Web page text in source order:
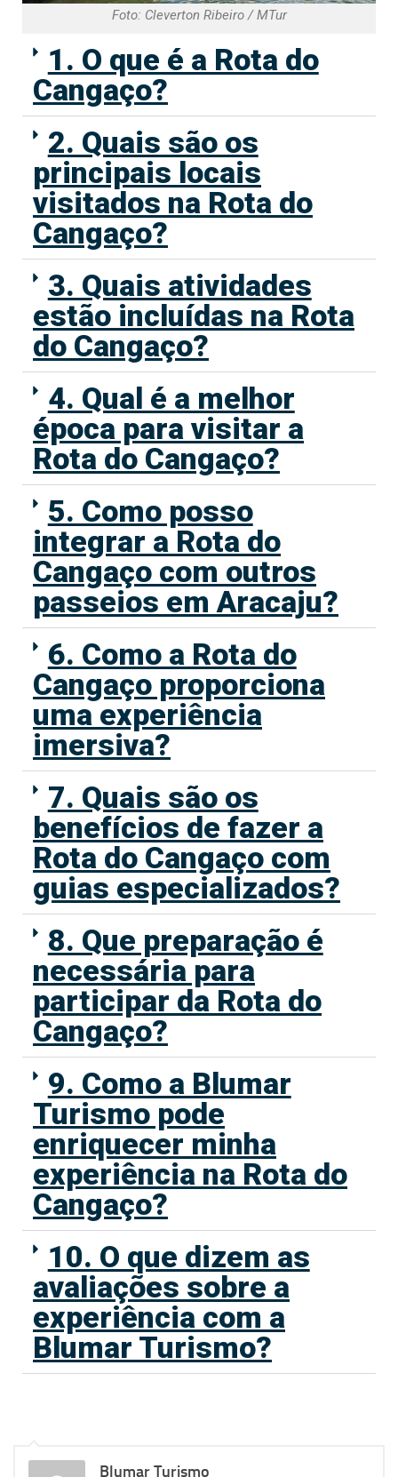
Foto: Cleverton Ribeiro / MTur
1. O que é a Rota do
Cangaço?
2. Quais são os
principais locais
visitados na Rota do
Cangaço?
3. Quais atividades
estão incluídas na Rota
do Cangaço?
4. Qual é a melhor
época para visitar a
Rota do Cangaço?
5. Como posso
integrar a Rota do
Cangaço com outros
passeios em Aracaju?
6. Como a Rota do
Cangaço proporciona
uma experiência
imersiva?
7. Quais são os
benefícios de fazer a
Rota do Cangaço com
guias especializados?
8. Que preparação é
necessária para
participar da Rota do
Cangaço?
9. Como a Blumar
Turismo pode
enriquecer minha
experiência na Rota do
Cangaço?
10. O que dizem as
avaliações sobre a
experiência com a
Blumar Turismo?
Blumar Turismo